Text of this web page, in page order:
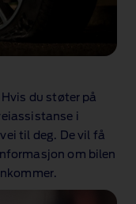
du støter på
i
til deg. De vil få
om bilen